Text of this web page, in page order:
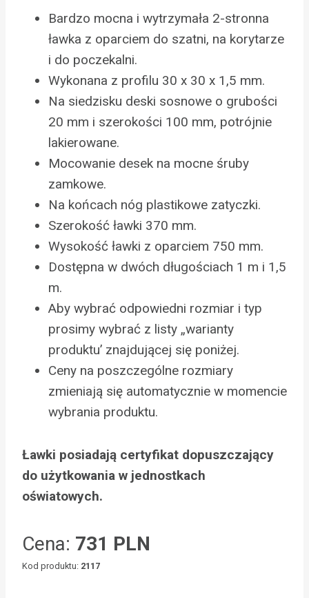
Bardzo mocna i wytrzymała 2-stronna
ławka z oparciem do szatni, na korytarze
i do poczekalni.
Wykonana z profilu 30 x 30 x 1,5 mm.
Na siedzisku deski sosnowe o grubości
20 mm i szerokości 100 mm, potrójnie
lakierowane.
Mocowanie desek na mocne śruby
zamkowe.
Na końcach nóg plastikowe zatyczki.
Szerokość ławki 370 mm.
Wysokość ławki z oparciem 750 mm.
Dostępna w dwóch długościach 1 m i 1,5
m.
Aby wybrać odpowiedni rozmiar i typ
prosimy wybrać z listy „warianty
produktu’ znajdującej się poniżej.
Ceny na poszczególne rozmiary
zmieniają się automatycznie w momencie
wybrania produktu.
Ławki posiadają certyfikat dopuszczający
do użytkowania w jednostkach
oświatowych.
Cena: 731 PLN
Kod produktu: 2117